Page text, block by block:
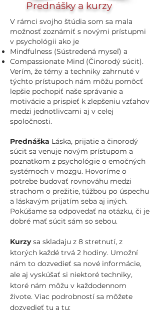
Prednášky a kurzy
V rámci svojho štúdia som sa mala
možnosť zoznámiť s novými prístupmi
v psychológii ako je
Mindfulness (Sústredená myseľ) a
Compassionate Mind (Činorodý súcit).
Verím, že témy a techniky zahrnuté v
týchto prístupoch nám môžu pomôcť
lepšie pochopiť naše správanie a
motivácie a prispieť k zlepšeniu vzťahov
medzi jednotlivcami aj v celej
spoločnosti.
Prednáška Láska, prijatie a činorodý
súcit sa venuje novým prístupom a
poznatkom z psychológie o emočných
systémoch v mozgu. Hovoríme o
potrebe budovať rovnováhu medzi
strachom o prežitie, túžbou po úspechu
a láskavým prijatím seba aj iných.
Pokúšame sa odpovedať na otázku, či je
dobré mať súcit sám so sebou.
Kurzysa skladaju z 8 stretnutí, z
ktorých každé trvá 2 hodiny. Umožní
nám to dozvedieť sa nové informácie,
ale aj vyskúšať si niektoré techniky,
ktoré nám môžu v každodennom
živote. Viac podrobností sa môžete
dozvedieť tu a tu: